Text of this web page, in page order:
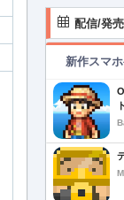
配信/発
新作スマ